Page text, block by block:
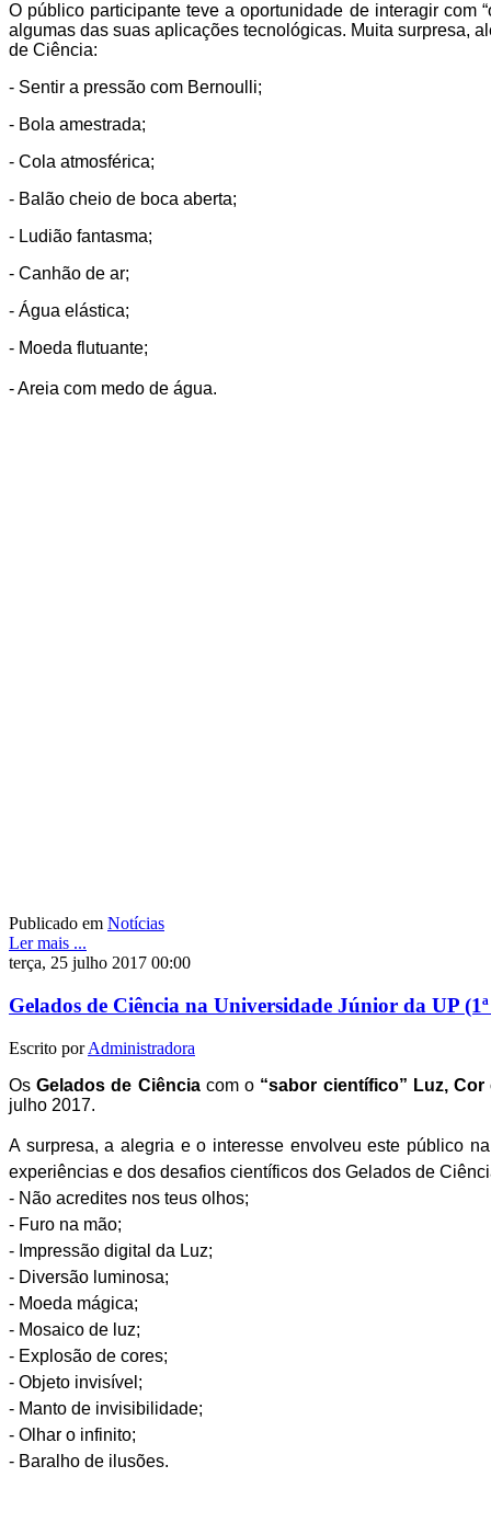
O público participante teve a oportunidade de interagir com
algumas das suas aplicações tecnológicas. Muita surpresa,
de Ciência:
- Sentir a pressão com Bernoulli;
- Bola amestrada;
- Cola atmosférica;
- Balão cheio de boca aberta;
- Ludião fantasma;
- Canhão de ar;
- Água elástica;
- Moeda flutuante;
- Areia com medo de água.
Publicado em Notícias
Ler mais ...
terça, 25 julho 2017 00:00
Gelados de Ciência na Universidade Júnior da UP
Escrito porAdministradora
OsGelados de Ciênciacom o “sabor científico” Luz,
julho 2017.
A surpresa, a alegria e o interesse envolveu este público
experiências e dos desafios científicos dos Gelados de
- Não acredites nos teus olhos;
- Furo na mão;
- Impressão digital da Luz;
- Diversão luminosa;
- Moeda mágica;
- Mosaico de luz;
- Explosão de cores;
- Objeto invisível;
- Manto de invisibilidade;
- Olhar o infinito;
- Baralho de ilusões.